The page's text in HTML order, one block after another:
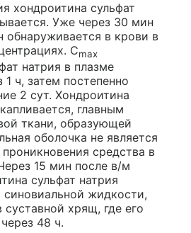
хондроитина сульфат
Уже через 30 мин
обнаруживается в крови в
Cmax
натрия в плазме
1 ч, затем постепенно
2 сут. Хондроитина
главным
ткани, образующей
оболочка не является
средства в
15 мин после в/м
сульфат натрия
жидкости,
суставной хрящ, где его
48 ч.